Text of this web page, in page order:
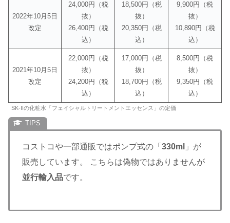
2022年10月5日
改定
24,000円（税
抜）
26,400円（税
込）
18,500円（税
抜）
20,350円（税
込）
9,900円（税
抜）
10,890円（税
込）
2021年10月5日
改定
22,000円（税
抜）
24,200円（税
込）
17,000円（税
抜）
18,700円（税
込）
8,500円（税
抜）
9,350円（税
込）
SK-IIの化粧水「フェイシャルトリートメントエッセンス」の定価
コストコや一部通販ではポンプ式の「 330ml 」が
販売しています。 こちらは偽物ではありませんが
並行輸入品です。